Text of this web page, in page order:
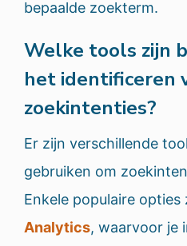
bepaalde zoekterm.
Welke tools zijn
het identificeren
zoekintenties?
Er zijn verschillende
gebruiken om
Enkele populaire opties
Analytics, waarvoor je